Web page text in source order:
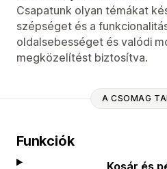
Csapatunk olyan témákat
szépséget és a
oldalsebességet és valódi
megközelítést biztosítva.
A CSOMAG
Funkciók
Kosár és